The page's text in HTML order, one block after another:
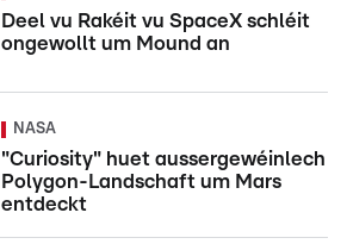
Deel vu Rakéit vu SpaceX schléit
ongewollt um Mound an
NASA
"Curiosity" huet aussergewéinlech
Polygon-Landschaft um Mars
entdeckt